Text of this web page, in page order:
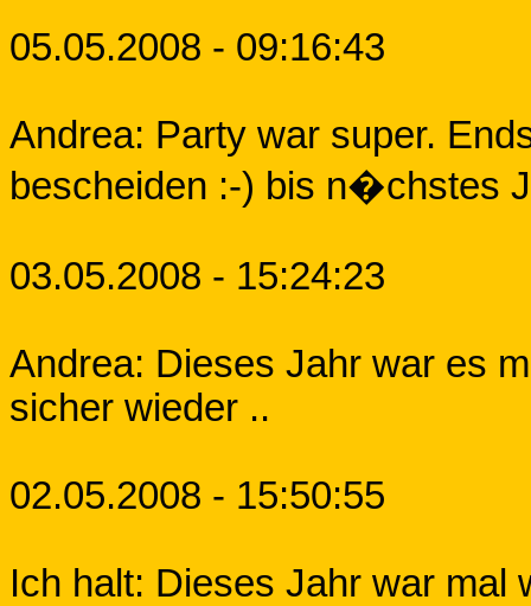
05.05.2008 - 09:16:43
Andrea: Party war super.
bescheiden :-) bis n�chstes
03.05.2008 - 15:24:23
Andrea: Dieses Jahr war es
sicher wieder ..
02.05.2008 - 15:50:55
Ich halt: Dieses Jahr war mal